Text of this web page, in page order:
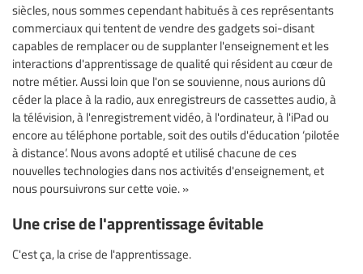
siècles, nous sommes cependant habitués à ces représentants
commerciaux qui tentent de vendre des gadgets soi-disant
capables de remplacer ou de supplanter l'enseignement et les
interactions d'apprentissage de qualité qui résident au cœur de
notre métier. Aussi loin que l'on se souvienne, nous aurions dû
céder la place à la radio, aux enregistreurs de cassettes audio, à
la télévision, à l'enregistrement vidéo, à l'ordinateur, à l'iPad ou
encore au téléphone portable, soit des outils d'éducation ‘pilotée
à distance’. Nous avons adopté et utilisé chacune de ces
nouvelles technologies dans nos activités d'enseignement, et
nous poursuivrons sur cette voie. »
Une crise de l'apprentissage évitable
C'est ça, la crise de l'apprentissage.